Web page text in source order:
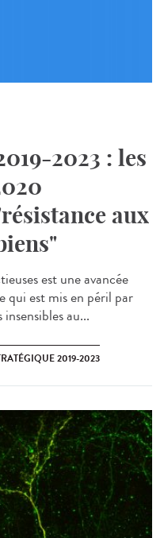
2023 : les
aux
est une avancée
qui est mis en péril par
au...
2019-2023